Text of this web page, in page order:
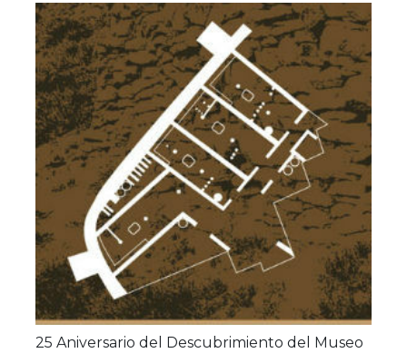
25 Aniversario del Descubrimiento del Museo